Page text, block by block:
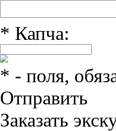
* Капча:
* - поля,
Отправить
Заказать